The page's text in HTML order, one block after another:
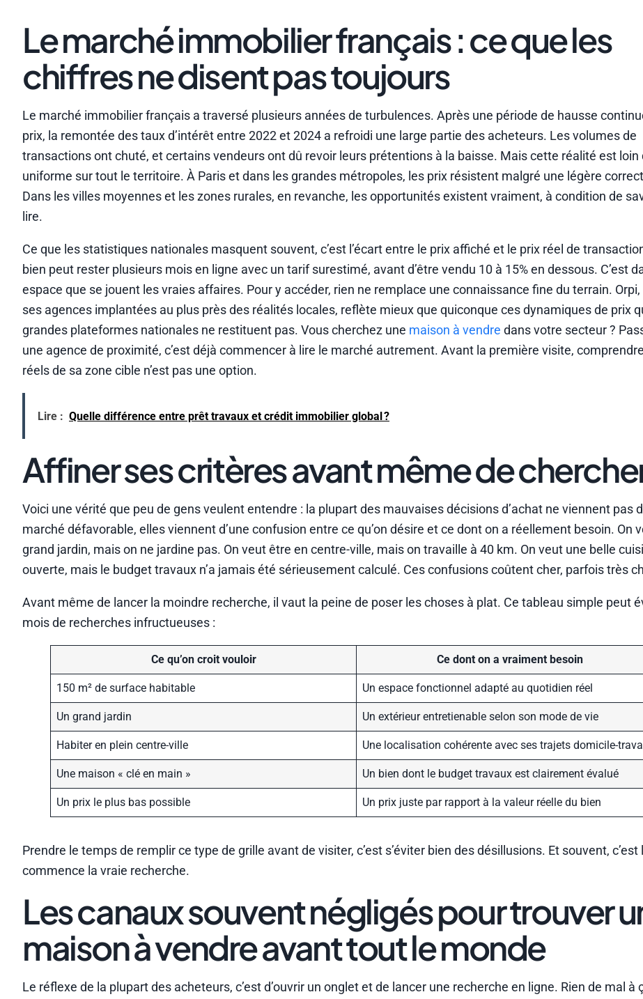
Le marché immobilier français : ce que les
chiffres ne disent pas toujours
Le marché immobilier français a traversé plusieurs années de turbulences. Après une période de hausse
prix, la remontée des taux d’intérêt entre 2022 et 2024 a refroidi une large partie des acheteurs. Les volumes de
transactions ont chuté, et certains vendeurs ont dû revoir leurs prétentions à la baisse. Mais cette réalité est loin
uniforme sur tout le territoire. À Paris et dans les grandes métropoles, les prix résistent malgré une légère
Dans les villes moyennes et les zones rurales, en revanche, les opportunités existent vraiment, à condition de
lire.
Ce que les statistiques nationales masquent souvent, c’est l’écart entre le prix affiché et le prix réel de
bien peut rester plusieurs mois en ligne avec un tarif surestimé, avant d’être vendu 10 à 15% en dessous. C’est
espace que se jouent les vraies affaires. Pour y accéder, rien ne remplace une connaissance fine du terrain.
ses agences implantées au plus près des réalités locales, reflète mieux que quiconque ces dynamiques de prix
grandes plateformes nationales ne restituent pas. Vous cherchez une maison à vendre dans votre secteur ?
une agence de proximité, c’est déjà commencer à lire le marché autrement. Avant la première visite,
réels de sa zone cible n’est pas une option.
Lire : Quelle différence entre prêt travaux et crédit immobilier global ?
Affiner ses critères avant même de
Voici une vérité que peu de gens veulent entendre : la plupart des mauvaises décisions d’achat ne viennent pas
marché défavorable, elles viennent d’une confusion entre ce qu’on désire et ce dont on a réellement besoin. On
grand jardin, mais on ne jardine pas. On veut être en centre-ville, mais on travaille à 40 km. On veut une belle
ouverte, mais le budget travaux n’a jamais été sérieusement calculé. Ces confusions coûtent cher, parfois très
Avant même de lancer la moindre recherche, il vaut la peine de poser les choses à plat. Ce tableau simple peut
mois de recherches infructueuses :
Ce qu’on croit vouloir Ce dont on a vraiment besoin
150 m² de surface habitable Un espace fonctionnel adapté au quotidien réel
Un grand jardin Un extérieur entretienable selon son mode de vie
Habiter en plein centre-ville Une localisation cohérente avec ses trajets domicile-
Une maison « clé en main » Un bien dont le budget travaux est clairement évalué
Un prix le plus bas possible Un prix juste par rapport à la valeur réelle du bien
Prendre le temps de remplir ce type de grille avant de visiter, c’est s’éviter bien des désillusions. Et souvent, c’est
commence la vraie recherche.
Les canaux souvent négligés pour trouver
maison à vendre avant tout le monde
Le réflexe de la plupart des acheteurs, c’est d’ouvrir un onglet et de lancer une recherche en ligne. Rien de mal à